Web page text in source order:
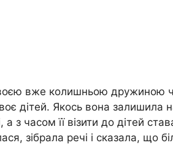
вже колишньою дружиною
дітей. Якось вона залишила
а з часом її візити до дітей
зібрала речі і сказала, що